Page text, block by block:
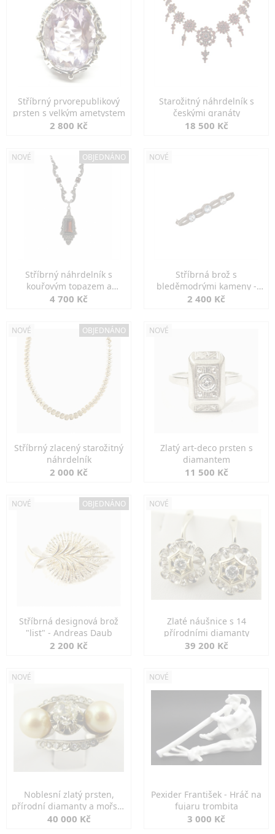
Stříbrný prvorepublikový
prsten s velkým ametystem
2 800 Kč
Starožitný náhrdelník s
českými granáty
18 500 Kč
NOVÉ OBJEDNÁNO
Stříbrný náhrdelník s
kouřovým topazem a
markazity
4 700 Kč
NOVÉ
Stříbrná brož s
bleděmodrými kameny -
jemná elegance
2 400 Kč
NOVÉ OBJEDNÁNO
Stříbrný zlacený starožitný
náhrdelník
2 000 Kč
NOVÉ
Zlatý art-deco prsten s
diamantem
11 500 Kč
NOVÉ OBJEDNÁNO
Stříbrná designová brož
"list" - Andreas Daub
2 200 Kč
NOVÉ
Zlaté náušnice s 14
přírodními diamanty
39 200 Kč
NOVÉ
Noblesní zlatý prsten,
přírodní diamanty a mořské
perly
40 000 Kč
NOVÉ
Pexider František - Hráč na
fujaru trombita
3 000 Kč